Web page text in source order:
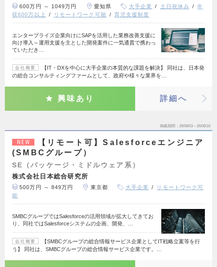
600万円 ～ 1049万円 愛知県 大手企業 土日祝休み
年
収600万以上
リモートワーク可能 育児支援制度
エンタープライズ企業向けにSAPを活用した業務改善支援に
向け導入～運用支援を主とした開発案件に一気通貫で携わっ
ていただき…
会社概要
【IT・DXを中心に大手企業の本質的な課題を解決】 同社は、日本発
の総合コンサルティングファームとして、政府や様々な業界を…
興味あり 詳細へ
掲載期間 26/08/03～26/08/16
NEW
【リモート可】Salesforceエンジニア
(SMBCグループ）
SE（パッケージ・ミドルウェア系）
株式会社日本総合研究所
500万円 ～ 849万円 東京都 大手企業
リモートワーク可
能
SMBCグループではSalesforceの活用領域が拡大してきてお
り、同社ではSalesforceシステムの企画、開発、…
会社概要
【SMBCグループの総合情報サービス企業としてIT戦略立案等を行
う】 同社は、SMBCグループの総合情報サービス企業です。…